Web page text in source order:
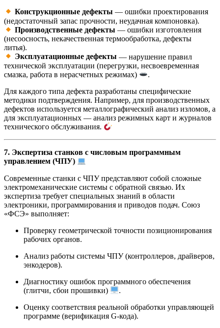
Конструкционные дефекты — ошибки проектирования
(недостаточный запас прочности, неудачная компоновка).
Производственные дефекты — ошибки изготовления
(несоосность, некачественная термообработка, дефекты
литья).
Эксплуатационные дефекты — нарушение правил
технической эксплуатации (перегрузки, несвоевременная
смазка, работа в нерасчетных режимах)
.
Для каждого типа дефекта разработаны специфические
методики подтверждения. Например, для производственных
дефектов используется металлографический анализ изломов, а
для эксплуатационных — анализ режимных карт и журналов
технического обслуживания.
7. Экспертиза станков с числовым программным
управлением (ЧПУ)
Современные станки с ЧПУ представляют собой сложные
электромеханические системы с обратной связью. Их
экспертиза требует специальных знаний в области
электроники, программирования и приводов подач. Союз
«ФСЭ» выполняет:
Проверку геометрической точности позиционирования
рабочих органов.
Анализ работы системы ЧПУ (контроллеров, драйверов,
энкодеров).
Диагностику ошибок программного обеспечения
(глитчи, сбои прошивки)
.
Оценку соответствия реальной обработки управляющей
программе (верификация G-кода).